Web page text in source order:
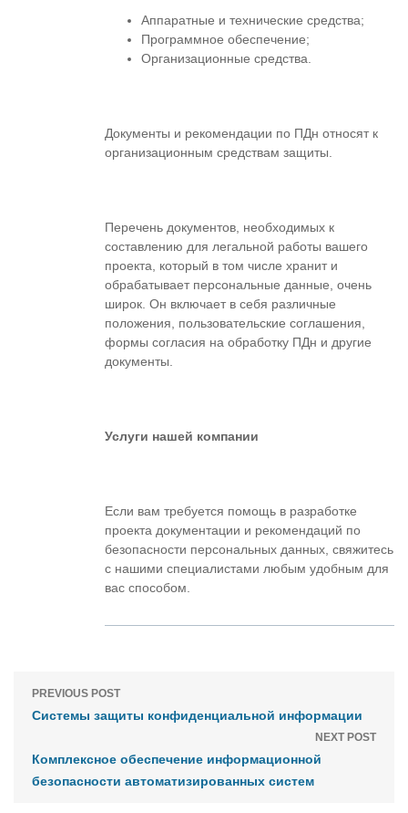
Аппаратные и технические средства;
Программное обеспечение;
Организационные средства.
Документы и рекомендации по ПДн относят к
организационным средствам защиты.
Перечень документов, необходимых к
составлению для легальной работы вашего
проекта, который в том числе хранит и
обрабатывает персональные данные, очень
широк. Он включает в себя различные
положения, пользовательские соглашения,
формы согласия на обработку ПДн и другие
документы.
Услуги нашей компании
Если вам требуется помощь в разработке
проекта документации и рекомендаций по
безопасности персональных данных, свяжитесь
с нашими специалистами любым удобным для
вас способом.
PREVIOUS POST
Системы защиты конфиденциальной информации
NEXT POST
Комплексное обеспечение информационной
безопасности автоматизированных систем